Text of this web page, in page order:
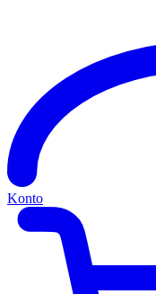
Konto